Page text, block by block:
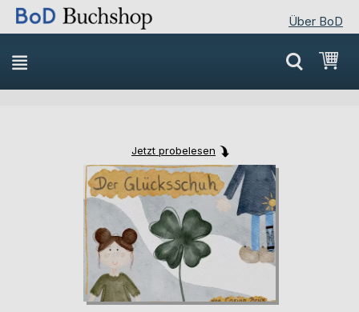
Über BoD
Direkt
zum
Inhalt
Jetzt probelesen
Skip
to
the
end
of
the
images
gallery
Skip
to
the
beginning
of
the
images
gallery